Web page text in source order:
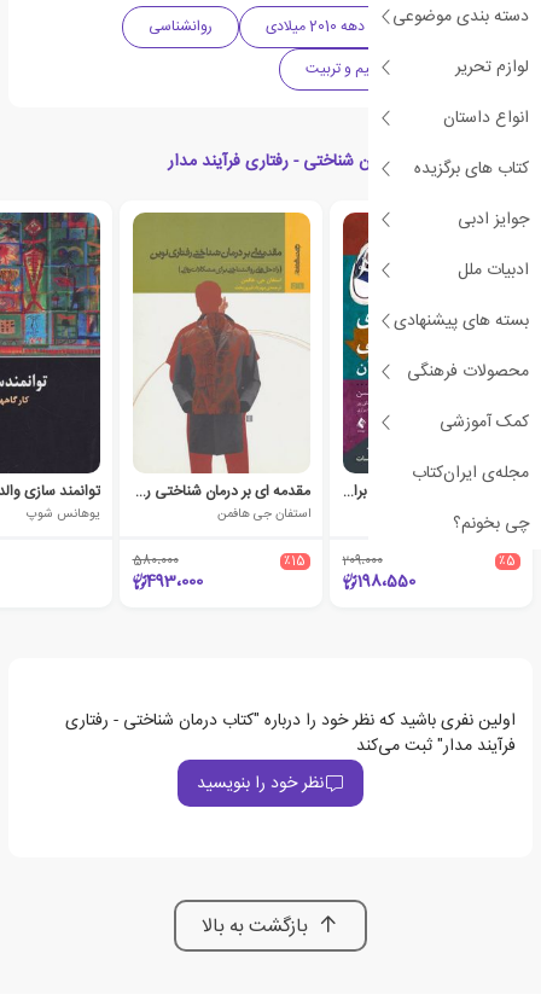
دسته بندی موضوعی
لوازم تحریر
انواع داستان
کتاب های برگزیده
جوایز ادبی
ادبیات ملل
بسته های پیشنهادی
محصولات فرهنگی
کمک آموزشی
مجله‌ی ایران‌کتاب
چی بخونم؟
ادبیات آلمان دهه 2010 میلادی
روانشناسی
اجتماعی
تعلیم و تربیت
کتاب های مرتبط با درمان شناختی - رفتاری فرآیند مدار
کتاب کار کارکردهای اجرایی برای نوجوانان
شارون هانسن
٪5 209،000
198،550
مقدمه ای بر درمان شناختی رفتاری نوین
استفان جی هافمن
٪15 580،000
493،000
توانمند سازی
یوهانس شوپ
اولین نفری باشید که نظر خود را درباره "کتاب درمان شناختی - رفتاری
فرآیند مدار" ثبت می‌کند
نظر خود را بنویسید
بازگشت به بالا